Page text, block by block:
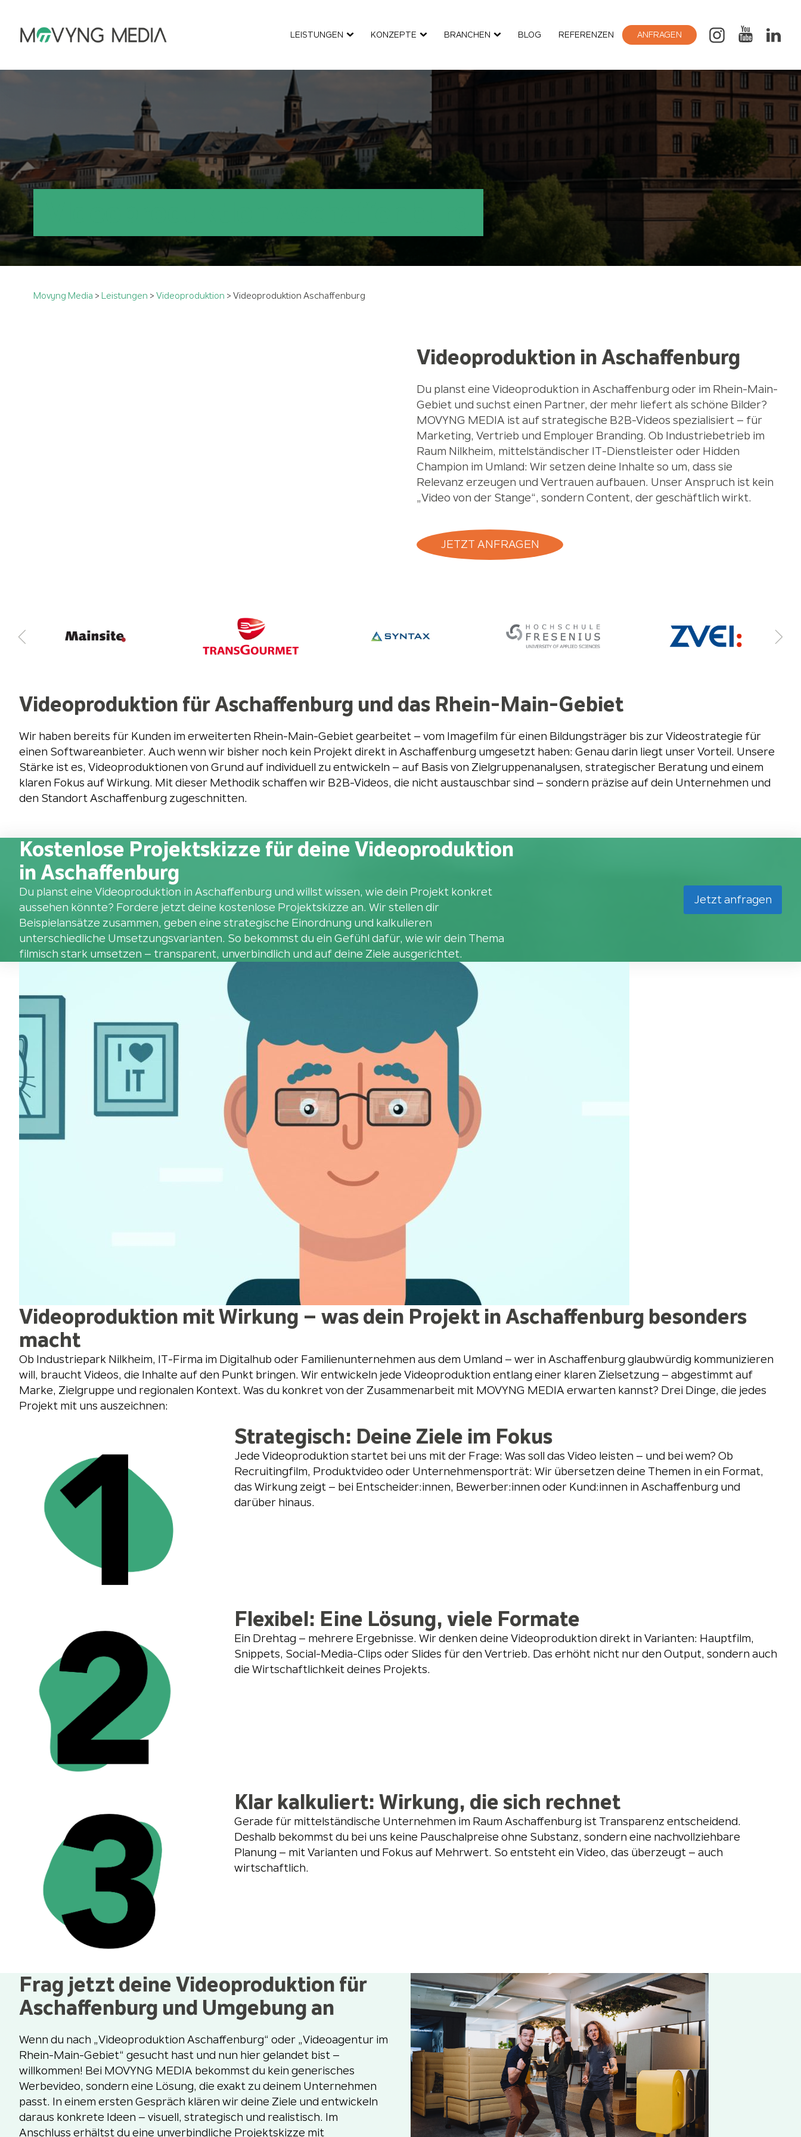
LEISTUNGEN KONZEPTE BRANCHEN BLOG REFERENZEN ANFRAGEN
Movyng Media > Leistungen > Videoproduktion > Videoproduktion Aschaffenburg
Videoproduktion in Aschaffenburg
Du planst eine Videoproduktion in Aschaffenburg oder im Rhein-Main-
Gebiet und suchst einen Partner, der mehr liefert als schöne Bilder?
MOVYNG MEDIA ist auf strategische B2B-Videos spezialisiert – für
Marketing, Vertrieb und Employer Branding. Ob Industriebetrieb im
Raum Nilkheim, mittelständischer IT-Dienstleister oder Hidden
Champion im Umland: Wir setzen deine Inhalte so um, dass sie
Relevanz erzeugen und Vertrauen aufbauen. Unser Anspruch ist kein
„Video von der Stange“, sondern Content, der geschäftlich wirkt.
JETZT ANFRAGEN
Videoproduktion für Aschaffenburg und das Rhein-Main-Gebiet
Wir haben bereits für Kunden im erweiterten Rhein-Main-Gebiet gearbeitet – vom Imagefilm für einen Bildungsträger bis zur Videostrategie für
einen Softwareanbieter. Auch wenn wir bisher noch kein Projekt direkt in Aschaffenburg umgesetzt haben: Genau darin liegt unser Vorteil. Unsere
Stärke ist es, Videoproduktionen von Grund auf individuell zu entwickeln – auf Basis von Zielgruppenanalysen, strategischer Beratung und einem
klaren Fokus auf Wirkung. Mit dieser Methodik schaffen wir B2B-Videos, die nicht austauschbar sind – sondern präzise auf dein Unternehmen und
den Standort Aschaffenburg zugeschnitten.
Kostenlose Projektskizze für deine Videoproduktion
in Aschaffenburg
Du planst eine Videoproduktion in Aschaffenburg und willst wissen, wie dein Projekt konkret
aussehen könnte? Fordere jetzt deine kostenlose Projektskizze an. Wir stellen dir
Beispielansätze zusammen, geben eine strategische Einordnung und kalkulieren
unterschiedliche Umsetzungsvarianten. So bekommst du ein Gefühl dafür, wie wir dein Thema
filmisch stark umsetzen – transparent, unverbindlich und auf deine Ziele ausgerichtet.
Jetzt anfragen
Videoproduktion mit Wirkung – was dein Projekt in Aschaffenburg besonders
macht
Ob Industriepark Nilkheim, IT-Firma im Digitalhub oder Familienunternehmen aus dem Umland – wer in Aschaffenburg glaubwürdig kommunizieren
will, braucht Videos, die Inhalte auf den Punkt bringen. Wir entwickeln jede Videoproduktion entlang einer klaren Zielsetzung – abgestimmt auf
Marke, Zielgruppe und regionalen Kontext. Was du konkret von der Zusammenarbeit mit MOVYNG MEDIA erwarten kannst? Drei Dinge, die jedes
Projekt mit uns auszeichnen:
Strategisch: Deine Ziele im Fokus
Jede Videoproduktion startet bei uns mit der Frage: Was soll das Video leisten – und bei wem? Ob
Recruitingfilm, Produktvideo oder Unternehmensporträt: Wir übersetzen deine Themen in ein Format,
das Wirkung zeigt – bei Entscheider:innen, Bewerber:innen oder Kund:innen in Aschaffenburg und
darüber hinaus.
Flexibel: Eine Lösung, viele Formate
Ein Drehtag – mehrere Ergebnisse. Wir denken deine Videoproduktion direkt in Varianten: Hauptfilm,
Snippets, Social-Media-Clips oder Slides für den Vertrieb. Das erhöht nicht nur den Output, sondern auch
die Wirtschaftlichkeit deines Projekts.
Klar kalkuliert: Wirkung, die sich rechnet
Gerade für mittelständische Unternehmen im Raum Aschaffenburg ist Transparenz entscheidend.
Deshalb bekommst du bei uns keine Pauschalpreise ohne Substanz, sondern eine nachvollziehbare
Planung – mit Varianten und Fokus auf Mehrwert. So entsteht ein Video, das überzeugt – auch
wirtschaftlich.
Frag jetzt deine Videoproduktion für
Aschaffenburg und Umgebung an
Wenn du nach „Videoproduktion Aschaffenburg“ oder „Videoagentur im
Rhein-Main-Gebiet“ gesucht hast und nun hier gelandet bist –
willkommen! Bei MOVYNG MEDIA bekommst du kein generisches
Werbevideo, sondern eine Lösung, die exakt zu deinem Unternehmen
passt. In einem ersten Gespräch klären wir deine Ziele und entwickeln
daraus konkrete Ideen – visuell, strategisch und realistisch. Im
Anschluss erhältst du eine unverbindliche Projektskizze mit